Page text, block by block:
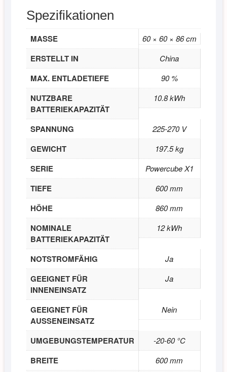
Spezifikationen
MASSE 60 × 60 × 86 cm
ERSTELLT IN China
MAX. ENTLADETIEFE 90 %
NUTZBARE
BATTERIEKAPAZITÄT
10.8 kWh
SPANNUNG 225-270 V
GEWICHT 197.5 kg
SERIE Powercube X1
TIEFE 600 mm
HÖHE 860 mm
NOMINALE
BATTERIEKAPAZITÄT
12 kWh
NOTSTROMFÄHIG Ja
GEEIGNET FÜR
INNENEINSATZ
Ja
GEEIGNET FÜR
AUSSENEINSATZ
Nein
UMGEBUNGSTEMPERATUR -20-60 °C
BREITE 600 mm